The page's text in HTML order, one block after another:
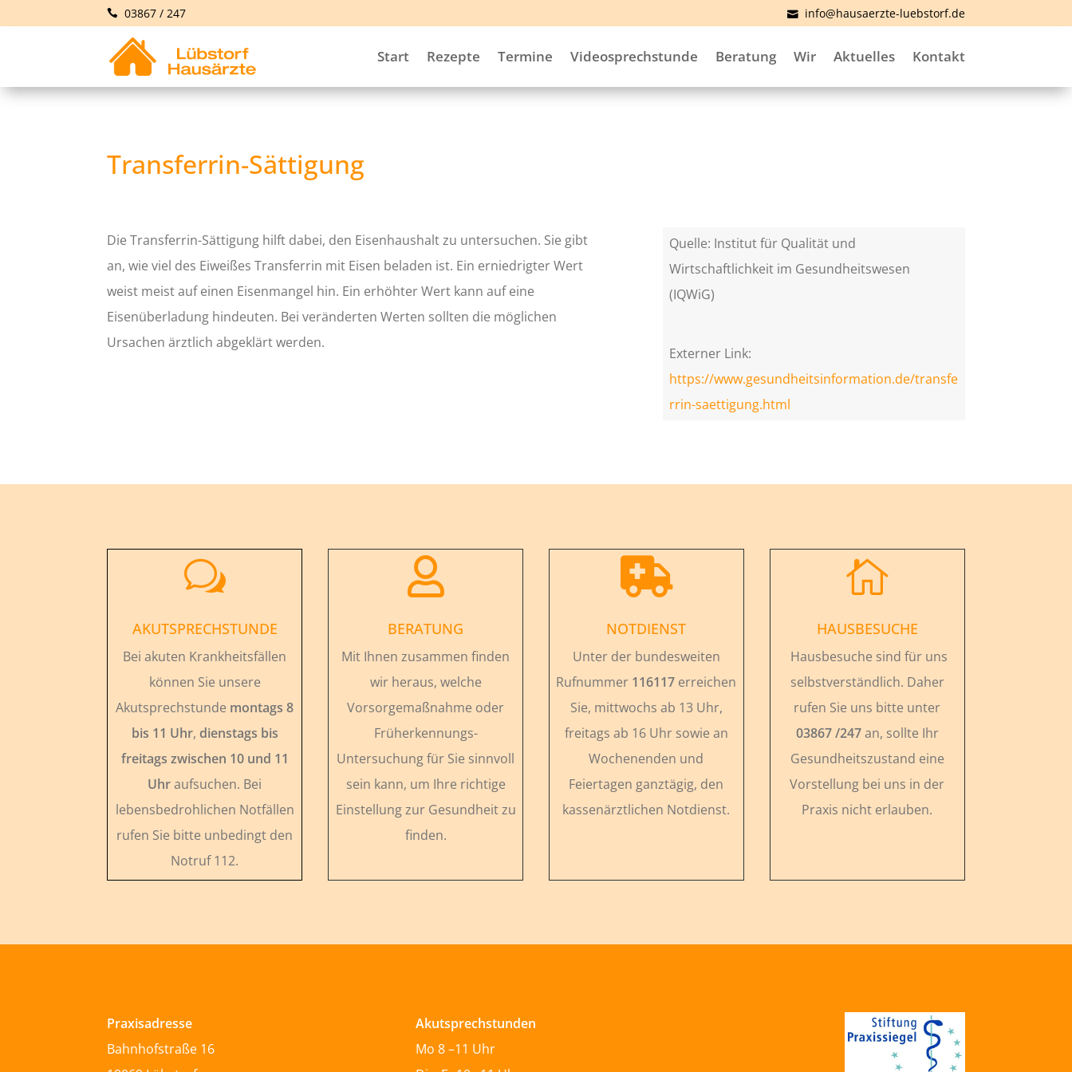
03867 / 247 info@hausaerzte-luebstorf.de
Start Rezepte Termine Videosprechstunde Beratung Wir Aktuelles Kontakt
Transferrin-Sättigung
Die Transferrin-Sättigung hilft dabei, den Eisenhaushalt zu untersuchen. Sie gibt
an, wie viel des Eiweißes Transferrin mit Eisen beladen ist. Ein erniedrigter Wert
weist meist auf einen Eisenmangel hin. Ein erhöhter Wert kann auf eine
Eisenüberladung hindeuten. Bei veränderten Werten sollten die möglichen
Ursachen ärztlich abgeklärt werden.
Quelle: Institut für Qualität und
Wirtschaftlichkeit im Gesundheitswesen
(IQWiG)
Externer Link:
https://www.gesundheitsinformation.de/transfe
rrin-saettigung.html
w
AKUTSPRECHSTUNDE
Bei akuten Krankheitsfällen
können Sie unsere
Akutsprechstunde montags 8
bis 11 Uhr, dienstags bis
freitags zwischen 10 und 11
Uhraufsuchen. Bei
lebensbedrohlichen Notfällen
rufen Sie bitte unbedingt den
Notruf 112.

BERATUNG
Mit Ihnen zusammen finden
wir heraus, welche
Vorsorgemaßnahme oder
Früherkennungs-
Untersuchung für Sie sinnvoll
sein kann, um Ihre richtige
Einstellung zur Gesundheit zu
finden.

NOTDIENST
Unter der bundesweiten
Rufnummer 116117 erreichen
Sie, mittwochs ab 13 Uhr,
freitags ab 16 Uhr sowie an
Wochenenden und
Feiertagen ganztägig, den
kassenärztlichen Notdienst.

HAUSBESUCHE
Hausbesuche sind für uns
selbstverständlich. Daher
rufen Sie uns bitte unter
03867 /247an, sollte Ihr
Gesundheitszustand eine
Vorstellung bei uns in der
Praxis nicht erlauben.
Praxisadresse
Bahnhofstraße 16
Akutsprechstunden
Mo 8 –11 Uhr